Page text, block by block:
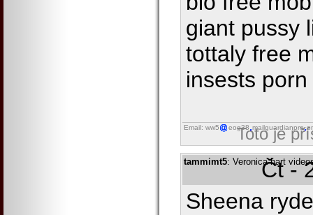
giant pussy
tottaly free
insests porn
Email: ww5 eog38 mailguardianpro
Toto je
tammimt5: Veronica hart
Čt -
Sheena